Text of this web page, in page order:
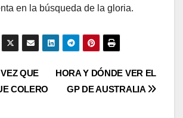
en la búsqueda de la gloria.
HORA Y DÓNDE VER EL
GP DE AUSTRALIA
QUE
COLERO